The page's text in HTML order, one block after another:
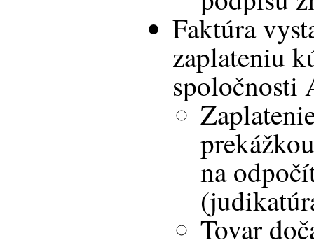
Faktúra
zaplateniu
spoločnosti
na
Tovar